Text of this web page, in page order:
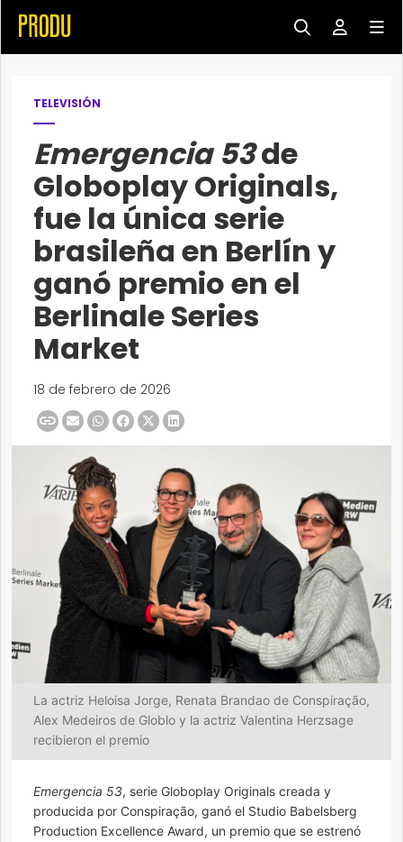
TELEVISIÓN
Emergencia 53de
Globoplay Originals,
fue la única serie
brasileña en Berlín y
ganó premio en el
Berlinale Series
Market
18 de febrero de 2026
La actriz Heloisa Jorge, Renata Brandao de Conspiração,
Alex Medeiros de Globlo y la actriz Valentina Herzsage
recibieron el premio
Emergencia 53, serie Globoplay Originals creada y
producida por Conspiração, ganó el Studio Babelsberg
Production Excellence Award, un premio que se estrenó